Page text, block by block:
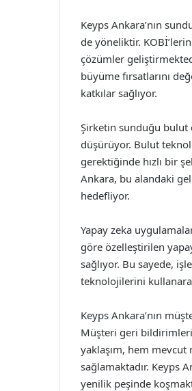
Keyps Ankara’nın
de yöneliktir.
çözümler
büyüme fırsatlarını
katkılar sağlıyor.
Şirketin sunduğu bulut
düşürüyor. Bulut
gerektiğinde hızlı bir
Ankara, bu alandaki
hedefliyor.
Yapay zeka
göre özelleştirilen
sağlıyor. Bu sayede,
teknolojilerini
Keyps Ankara’nın
Müşteri geri
yaklaşım, hem mevcut
sağlamaktadır. Keyps
yenilik peşinde